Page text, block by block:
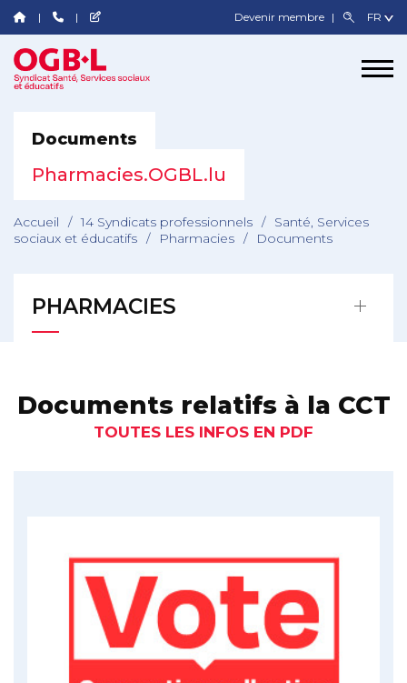
Devenir membre
Documents
Pharmacies.OGBL.lu
Accueil / 14 Syndicats professionnels /
Santé, Services
sociaux et éducatifs / Pharmacies / Documents
PHARMACIES
Documents relatifs à la CCT
TOUTES LES INFOS EN PDF